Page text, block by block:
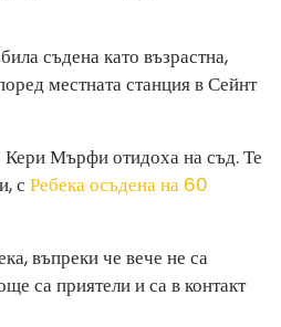
съдена като възрастна,
местната станция в Сейнт
Кери Мърфи отидоха на съд. Те
с Ребека осъдена на 60
въпреки че вече не са
са приятели и са в контакт